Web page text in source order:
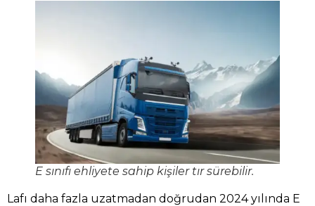
E sınıfı ehliyete sahip kişiler tır sürebilir.
Lafı daha fazla uzatmadan doğrudan 2024 yılında E